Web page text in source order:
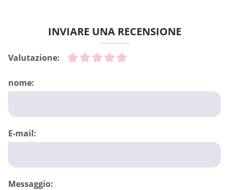
INVIARE UNA RECENSIONE
Valutazione:
nome:
E-mail:
Messaggio: